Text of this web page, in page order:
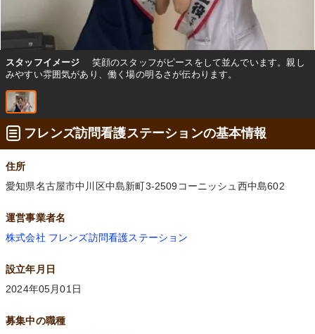
スタッフイメージ
笑顔のスタッフがピースをして並んでいます。親し
みやすい雰囲気があり、働く場の明るさが伝わります。
フレンズ訪問看護ステーションの基本情報
住所
愛知県名古屋市中川区中島新町3-2509コーニッシュ西中島602
運営事業者名
株式会社 フレンズ訪問看護ステーション
設立年月日
2024年05月01日
募集中の職種